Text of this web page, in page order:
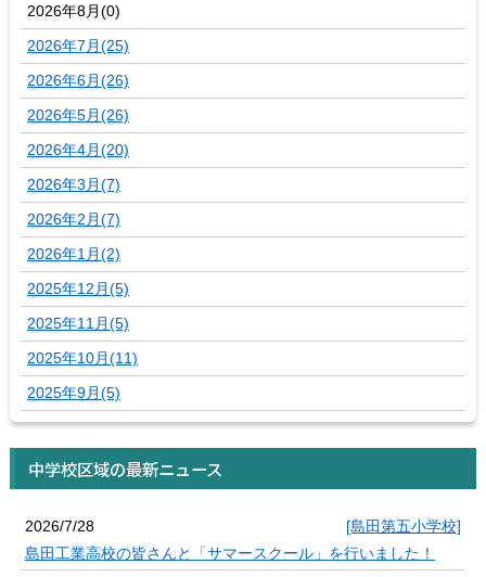
2026年8月(0)
2026年7月(25)
2026年6月(26)
2026年5月(26)
2026年4月(20)
2026年3月(7)
2026年2月(7)
2026年1月(2)
2025年12月(5)
2025年11月(5)
2025年10月(11)
2025年9月(5)
中学校区域の最新ニュース
2026/7/28
[島田第五小学校]
島田工業高校の皆さんと「サマースクール」を行いました！